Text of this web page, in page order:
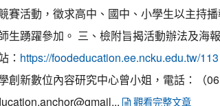
賽活動，徵求高中、國中、小學生以主持
生踴躍參加。 三、檢附旨揭活動辦法及海
： https://foodeducation.ee.ncku.edu.tw/113
創新數位內容研究中心曾小姐，電話：（
觀看完整文章